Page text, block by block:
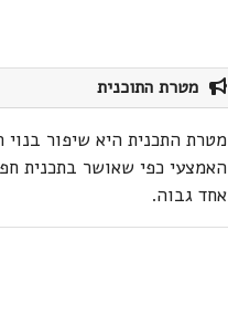
מטרת התוכנית
מטרת התכנית היא שיפור
אחד גבוה.